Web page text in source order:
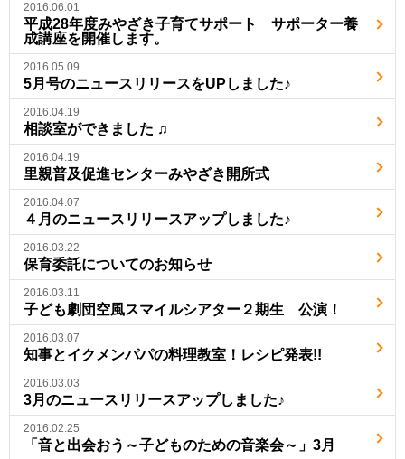
2016.06.01
平成28年度みやざき子育てサポート サポーター養
成講座を開催します。
2016.05.09
5月号のニュースリリースをUPしました♪
2016.04.19
相談室ができました ♫
2016.04.19
里親普及促進センターみやざき開所式
2016.04.07
４月のニュースリリースアップしました♪
2016.03.22
保育委託についてのお知らせ
2016.03.11
子ども劇団空風スマイルシアター２期生 公演！
2016.03.07
知事とイクメンパパの料理教室！レシピ発表!!
2016.03.03
3月のニュースリリースアップしました♪
2016.02.25
「音と出会おう～子どものための音楽会～」3月